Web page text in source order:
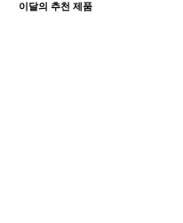
이달의 추천 제품